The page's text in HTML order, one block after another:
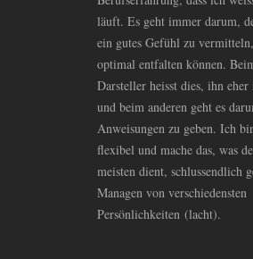
läuft. Es geht immer darum,
ein gutes Gefühl zu
optimal entfalten können.
Darsteller heisst dies, ihn eher
und beim anderen geht es
Anweisungen zu geben. Ich
flexibel und mache das, was
meisten dient, schlussendlich
Managen von verschiedensten
Persönlichkeiten (lacht).